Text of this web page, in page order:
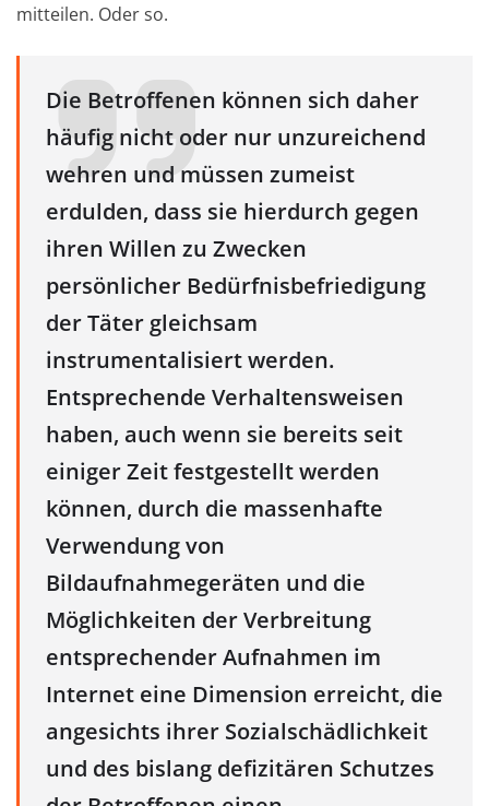
mitteilen. Oder so.
Die Betroffenen können sich daher
häufig nicht oder nur unzureichend
wehren und müssen zumeist
erdulden, dass sie hierdurch gegen
ihren Willen zu Zwecken
persönlicher Bedürfnisbefriedigung
der Täter gleichsam
instrumentalisiert werden.
Entsprechende Verhaltensweisen
haben, auch wenn sie bereits seit
einiger Zeit festgestellt werden
können, durch die massenhafte
Verwendung von
Bildaufnahmegeräten und die
Möglichkeiten der Verbreitung
entsprechender Aufnahmen im
Internet eine Dimension erreicht, die
angesichts ihrer Sozialschädlichkeit
und des bislang defizitären Schutzes